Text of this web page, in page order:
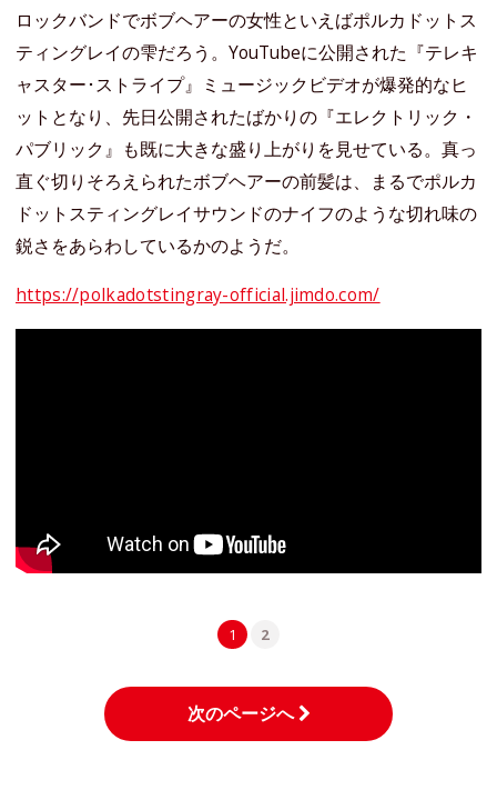
ロックバンドでボブヘアーの女性といえばポルカドットス
ティングレイの雫だろう。YouTubeに公開された『テレキ
ャスター･ストライプ』ミュージックビデオが爆発的なヒ
ットとなり、先日公開されたばかりの『エレクトリック・
パブリック』も既に大きな盛り上がりを見せている。真っ
直ぐ切りそろえられたボブヘアーの前髪は、まるでポルカ
ドットスティングレイサウンドのナイフのような切れ味の
鋭さをあらわしているかのようだ。
https://polkadotstingray-official.jimdo.com/
1 2
次のページへ